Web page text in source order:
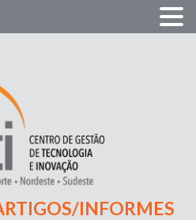
INFORMES